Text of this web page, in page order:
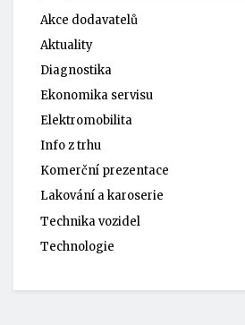
Akce dodavatelů
Aktuality
Diagnostika
Ekonomika servisu
Elektromobilita
Info z trhu
Komerční prezentace
Lakování a karoserie
Technika vozidel
Technologie